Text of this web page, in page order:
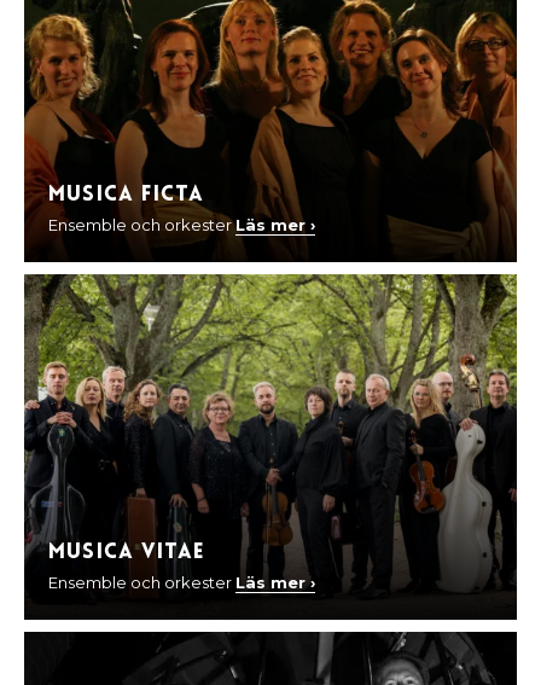
Musica Ficta
Ensemble och orkesterLäs mer ›
Musica Vitae
Ensemble och orkester Läs mer ›